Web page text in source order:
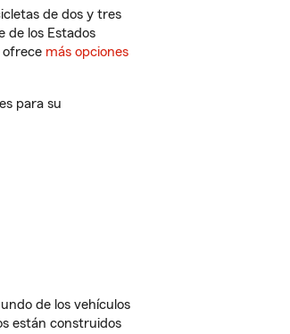
de dos y tres
de los Estados
ofrece más opciones
para su
de los vehículos
están construidos